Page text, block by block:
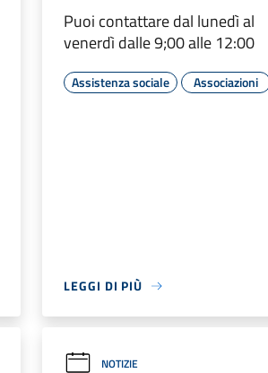
Puoi contattare dal lunedì al
venerdì dalle 9;00 alle 12:00
Assistenza sociale Associazioni
LEGGI DI PIÙ
NOTIZIE